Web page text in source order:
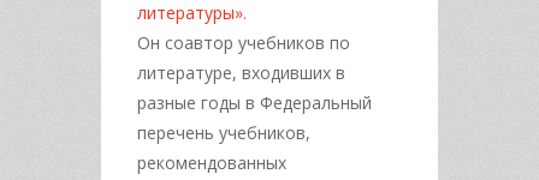
литературы».
Он соавтор учебников по
литературе, входивших в
разные годы в Федеральный
перечень учебников,
рекомендованных